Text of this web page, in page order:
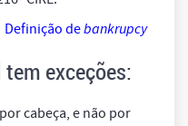
Definição debankrupcy
exceções:
cabeça, e não por